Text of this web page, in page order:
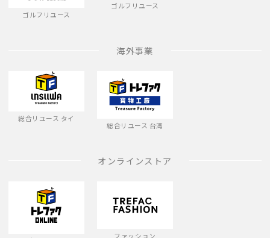
ゴルフリユース
ゴルフリユース
海外事業
総合リユース タイ
総合リユース 台湾
オンラインストア
ファッション